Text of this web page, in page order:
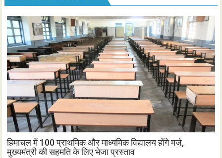
हिमाचल में 100 प्राथमिक और माध्यमिक विद्यालय होंगे मर्ज,
मुख्यमंत्री की सहमति के लिए भेजा प्रस्ताव